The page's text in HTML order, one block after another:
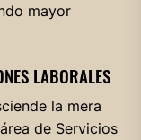
mayor
LABORALES
la mera
de Servicios